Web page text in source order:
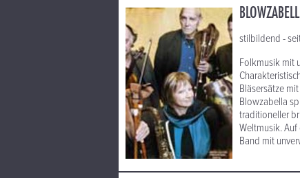
stilbildend -
Folkmusik mit
Bläsersätze
Blowzabella
traditioneller
Weltmusik.
Band mit